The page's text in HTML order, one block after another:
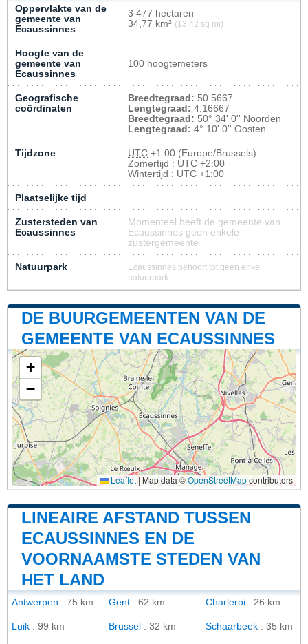
Oppervlakte van de
gemeente van
Ecaussinnes
3 477 hectaren
34,77 km² (13,42 sq mi)
Hoogte van de
gemeente van
Ecaussinnes
100 hoogtemeters
Geografische
coördinaten
Breedtegraad: 50.5667
Lengtegraad: 4.16667
Breedtegraad: 50° 34' 0'' Noorden
Lengtegraad: 4° 10' 0'' Oosten
Tijdzone UTC +1:00 (Europe/Brussels)
Zomertijd : UTC +2:00
Wintertijd : UTC +1:00
Plaatselijke tijd
Zustersteden van
Ecaussinnes
Momenteel heeft de gemeente van
Ecaussinnes geen enkele
zustergemeente
Natuurpark
Ecaussinnes behoort tot geen enkel
natuurpark
DE BUURGEMEENTEN VAN DE
GEMEENTE VAN ECAUSSINNES
+
−
Leaflet | Map data ©OpenStreetMapcontributors
LINEAIRE AFSTAND TUSSEN
ECAUSSINNES EN DE
VOORNAAMSTE STEDEN VAN
HET LAND
Antwerpen : 75 km Gent : 62 km Charleroi : 26 km
Luik : 99 km Brussel : 32 km Schaarbeek : 35 km